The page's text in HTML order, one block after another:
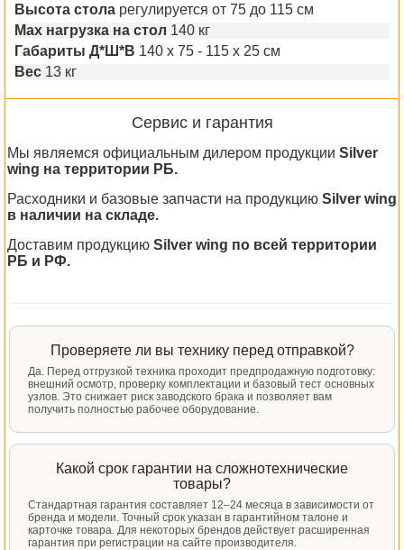
Высота стола регулируется от 75 до 115 см
Max нагрузка на стол 140 кг
Габариты Д*Ш*В 140 x 75 - 115 x 25 см
Вес 13 кг
Сервис и гарантия
Мы являемся официальным дилером продукции Silver
wing на территории РБ.
Расходники и базовые запчасти на продукцию Silver wing
в наличии на складе.
Доставим продукцию Silver wing по всей территории
РБ и РФ.
Проверяете ли вы технику перед отправкой?
Да. Перед отгрузкой техника проходит предпродажную подготовку:
внешний осмотр, проверку комплектации и базовый тест основных
узлов. Это снижает риск заводского брака и позволяет вам
получить полностью рабочее оборудование.
Какой срок гарантии на сложнотехнические
товары?
Стандартная гарантия составляет 12–24 месяца в зависимости от
бренда и модели. Точный срок указан в гарантийном талоне и
карточке товара. Для некоторых брендов действует расширенная
гарантия при регистрации на сайте производителя.